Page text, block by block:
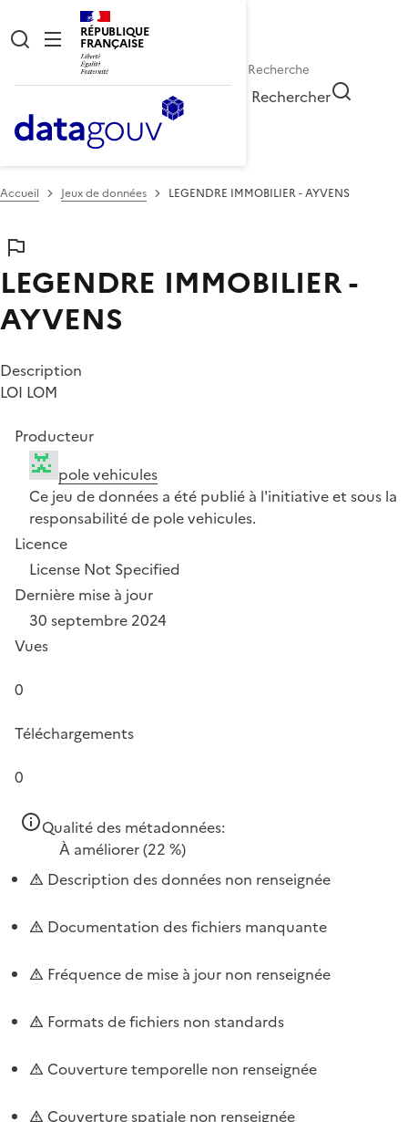
RÉPUBLIQUE
FRANÇAISE
Rechercher
Accueil Jeux de données LEGENDRE IMMOBILIER - AYVENS
LEGENDRE IMMOBILIER -
AYVENS
Description
LOI LOM
Producteur
pole vehicules
Ce jeu de données a été publié à l'initiative et sous la
responsabilité de pole vehicules.
Licence
License Not Specified
Dernière mise à jour
30 septembre 2024
Vues
0
Téléchargements
0
Qualité des métadonnées:
À améliorer(22 %)
Description des données non renseignée
Documentation des fichiers manquante
Fréquence de mise à jour non renseignée
Formats de fichiers non standards
Couverture temporelle non renseignée
Couverture spatiale non renseignée